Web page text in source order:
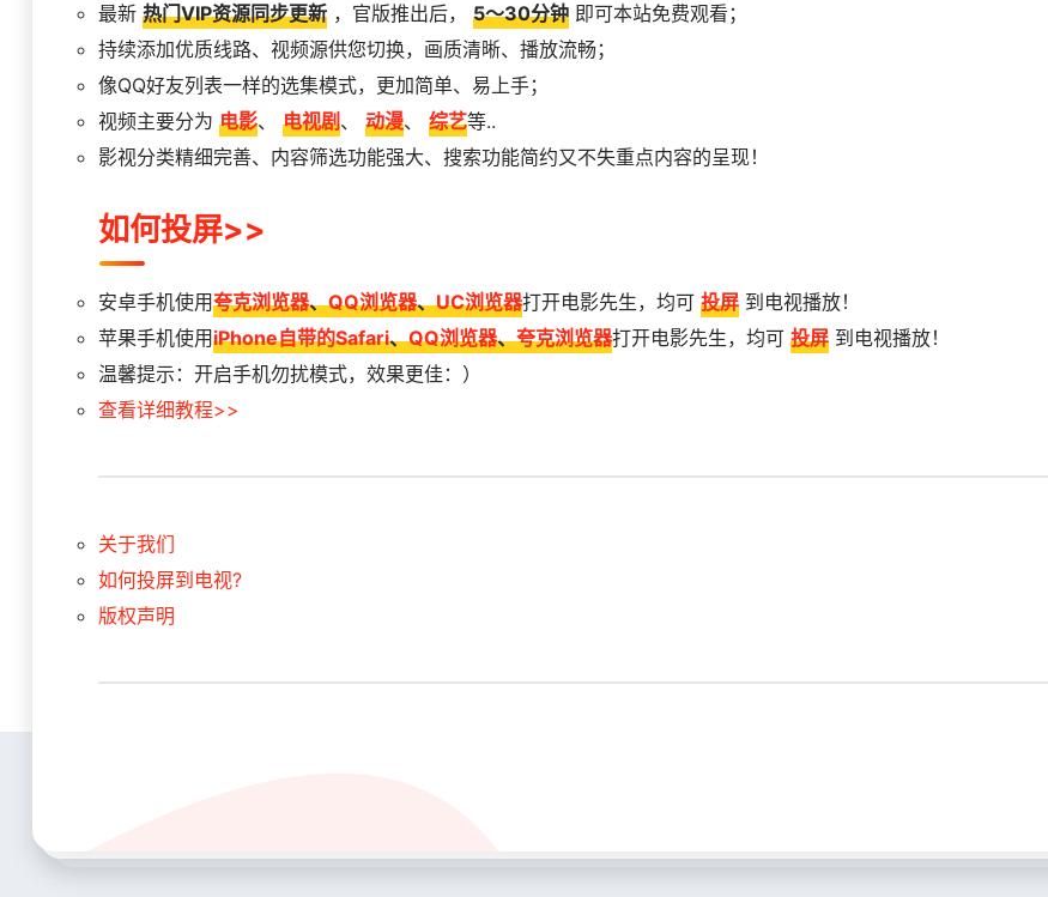
最新 热门VIP资源同步更新 ，官版推出后， 5～30分钟 即可本站免费观看；
持续添加优质线路、视频源供您切换，画质清晰、播放流畅；
像QQ好友列表一样的选集模式，更加简单、易上手；
视频主要分为 电影、 电视剧、 动漫、 综艺等..
影视分类精细完善、内容筛选功能强大、搜索功能简约又不失重点内容的呈现！
如何投屏>>
安卓手机使用夸克浏览器、QQ浏览器、UC浏览器打开电影先生，均可 投屏 到电视播放！
苹果手机使用iPhone自带的Safari、QQ浏览器、夸克浏览器打开电影先生，均可 投屏 到电视播放！
温馨提示：开启手机勿扰模式，效果更佳：）
查看详细教程>>
关于我们
如何投屏到电视?
版权声明